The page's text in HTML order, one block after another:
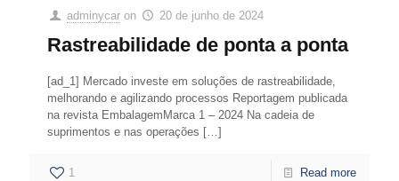
adminycar on 20 de junho de 2024
Rastreabilidade de ponta a ponta
[ad_1] Mercado investe em soluções de rastreabilidade,
melhorando e agilizando processos Reportagem publicada
na revista EmbalagemMarca 1 – 2024 Na cadeia de
suprimentos e nas operações […]
1 Read more